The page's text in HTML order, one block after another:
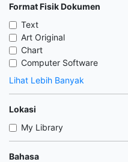
Format Fisik Dokumen
Text
Art Original
Chart
Computer Software
Lihat Lebih Banyak
Lokasi
My Library
Bahasa